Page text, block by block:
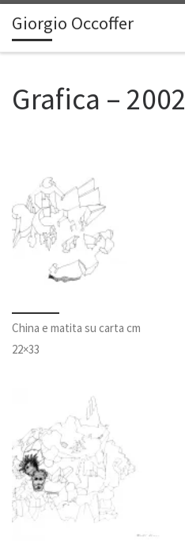
Passa al contenuto
Giorgio Occoffer
Grafica – 2002
China e matita su carta cm
22×33